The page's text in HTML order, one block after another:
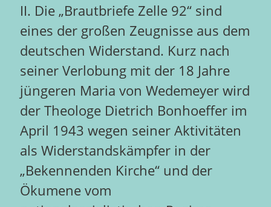
II. Die „Brautbriefe Zelle 92“ sind
eines der großen Zeugnisse aus dem
deutschen Widerstand. Kurz nach
seiner Verlobung mit der 18 Jahre
jüngeren Maria von Wedemeyer wird
der Theologe Dietrich Bonhoeffer im
April 1943 wegen seiner Aktivitäten
als Widerstandskämpfer in der
„Bekennenden Kirche“ und der
Ökumene vom